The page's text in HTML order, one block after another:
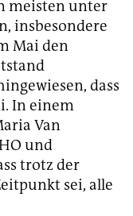
meisten unter
insbesondere
Mai den
dass
In einem
Van
und
trotz der
sei, alle